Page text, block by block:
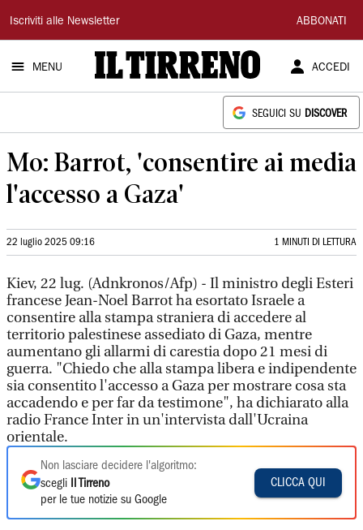
Il
Tirreno
Iscriviti alle Newsletter ABBONATI
MENU ACCEDI
SEGUICI SU DISCOVER
Mo: Barrot, 'consentire ai media
l'accesso a Gaza'
22 luglio 2025 09:16 1 MINUTI DI LETTURA
Kiev, 22 lug. (Adnkronos/Afp) - Il ministro degli Esteri
francese Jean-Noel Barrot ha esortato Israele a
consentire alla stampa straniera di accedere al
territorio palestinese assediato di Gaza, mentre
aumentano gli allarmi di carestia dopo 21 mesi di
guerra. "Chiedo che alla stampa libera e indipendente
sia consentito l'accesso a Gaza per mostrare cosa sta
accadendo e per far da testimone", ha dichiarato alla
radio France Inter in un'intervista dall'Ucraina
orientale.
Non lasciare decidere l'algoritmo:
scegli
Il Tirreno
per le tue notizie su Google
CLICCA QUI